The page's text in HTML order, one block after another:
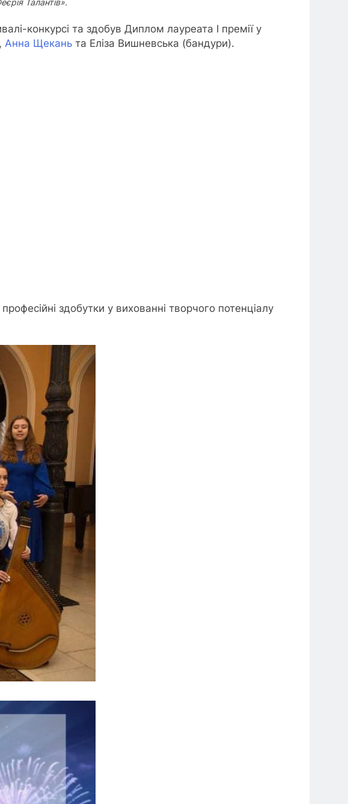
Талантів».
конкурсі та здобув Диплом лауреата І премії у
Анна Щекань та Еліза Вишневська (бандури).
здобутки у вихованні творчого потенціалу